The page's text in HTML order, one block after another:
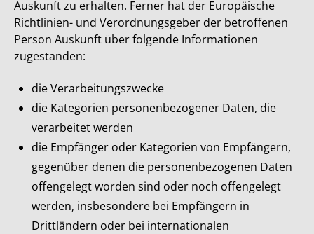
Auskunft zu erhalten. Ferner hat der Europäische
Richtlinien- und Verordnungsgeber der betroffenen
Person Auskunft über folgende Informationen
zugestanden:
die Verarbeitungszwecke
die Kategorien personenbezogener Daten, die
verarbeitet werden
die Empfänger oder Kategorien von Empfängern,
gegenüber denen die personenbezogenen Daten
offengelegt worden sind oder noch offengelegt
werden, insbesondere bei Empfängern in
Drittländern oder bei internationalen